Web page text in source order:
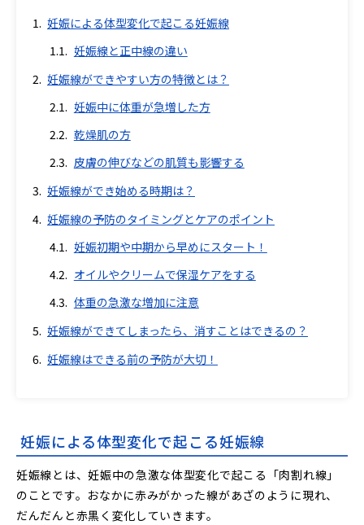
妊娠による体型変化で起こる妊娠線
妊娠線と正中線の違い
妊娠線ができやすい方の特徴とは？
妊娠中に体重が急増した方
乾燥肌の方
皮膚の伸びなどの肌質も影響する
妊娠線ができ始める時期は？
妊娠線の予防のタイミングとケアのポイント
妊娠初期や中期から早めにスタート！
オイルやクリームで保湿ケアをする
体重の急激な増加に注意
妊娠線ができてしまったら、消すことはできるの？
妊娠線はできる前の予防が大切！
妊娠による体型変化で起こる妊娠線
妊娠線とは、妊娠中の急激な体型変化で起こる「肉割れ線」
のことです。おなかに赤みがかった線があざのように現れ、
だんだんと赤黒く変化していきます。